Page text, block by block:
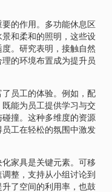
的作用。多功能休息区
和柔和的照明，这些设
。研究表明，接触自然
的环境布置成为提升员
员工的体验。例如，配
能为员工提供学习与交
撞。这种多维度的资源
工在轻松的氛围中激发
家具是关键元素。可移
整，支持从小组讨论到
了空间的利用率，也鼓